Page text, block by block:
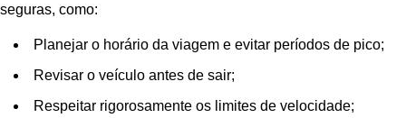
seguras, como:
Planejar o horário da viagem e evitar períodos de pico;
Revisar o veículo antes de sair;
Respeitar rigorosamente os limites de velocidade;